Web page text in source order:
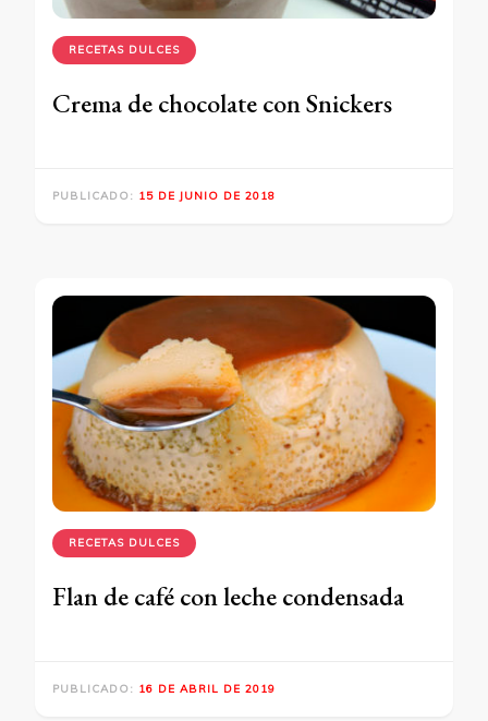
RECETAS DULCES
Crema de chocolate con Snickers
PUBLICADO: 15 DE JUNIO DE 2018
RECETAS DULCES
Flan de café con leche condensada
PUBLICADO: 16 DE ABRIL DE 2019